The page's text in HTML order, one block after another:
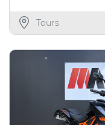
Tours